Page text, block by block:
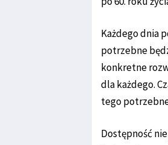
Każdego dnia
potrzebne
konkretne
dla każdego.
tego
Dostępność